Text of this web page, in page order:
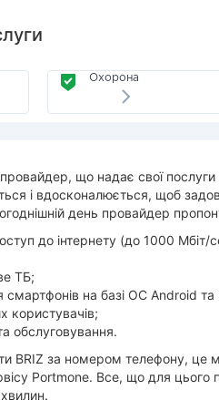
Охорона
що надає свої послуги
і вдосконалюється, щоб
день провайдер
до інтернету (до 1000 Мбіт/
ТБ;
на базі ОС Android та
користувачів;
обслуговування.
BRIZ за номером телефону, це
Portmone. Все, що для